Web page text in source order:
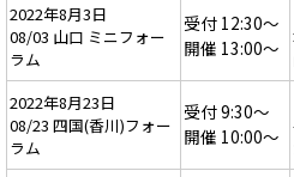
2022年8月3日
08/03 山口 ミニフォー
ラム
受付 12:30～
開催 13:00～
2022年8月23日
08/23 四国(香川)フォー
ラム
受付 9:30～
開催 10:00～